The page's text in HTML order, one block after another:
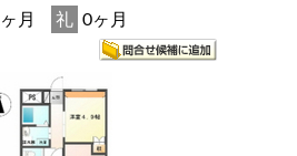
月 礼 0ヶ月